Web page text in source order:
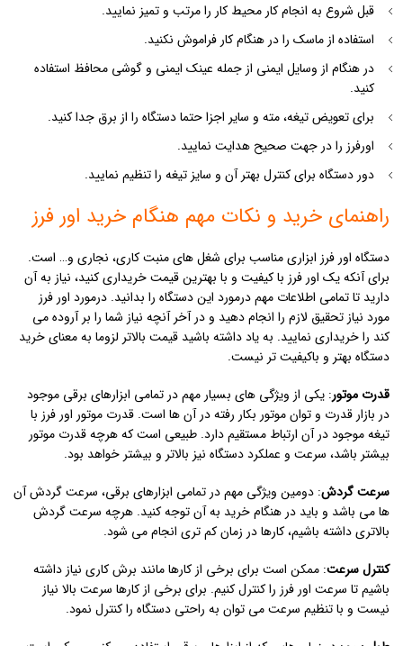
قبل شروع به انجام کار محیط کار را مرتب و تمیز نمایید.
استفاده از ماسک را در هنگام کار فراموش نکنید.
در هنگام از وسایل ایمنی از جمله عینک ایمنی و گوشی محافظ استفاده
کنید.
برای تعویض تیغه، مته و سایر اجزا حتما دستگاه را از برق جدا کنید.
اورفرز را در جهت صحیح هدایت نمایید.
دور دستگاه برای کنترل بهتر آن و سایز تیغه را تنظیم نمایید.
راهنمای خرید و نکات مهم هنگام خرید اور فرز
دستگاه اور فرز ابزاری مناسب برای شغل های منبت کاری، نجاری و… است.
برای آنکه یک اور فرز با کیفیت و با بهترین قیمت خریداری کنید، نیاز به آن
دارید تا تمامی اطلاعات مهم درمورد این دستگاه را بدانید. درمورد اور فرز
مورد نیاز تحقیق لازم را انجام دهید و در آخر آنچه نیاز شما را بر آروده می
کند را خریداری نمایید. به یاد داشته باشید قیمت بالاتر لزوما به معنای خرید
دستگاه بهتر و باکیفیت تر نیست.
قدرت موتور: یکی از ویژگی های بسیار مهم در تمامی ابزارهای برقی موجود
در بازار قدرت و توان موتور بکار رفته در آن ها است. قدرت موتور اور فرز با
تیغه موجود در آن ارتباط مستقیم دارد. طبیعی است که هرچه قدرت موتور
بیشتر باشد، سرعت و عملکرد دستگاه نیز بالاتر و بیشتر خواهد بود.
سرعت گردش: دومین ویژگی مهم در تمامی ابزارهای برقی، سرعت گردش آن
ها می باشد و باید در هنگام خرید به آن توجه کنید. هرچه سرعت گردش
بالاتری داشته باشیم، کارها در زمان کم تری انجام می شود.
کنترل سرعت: ممکن است برای برخی از کارها مانند برش کاری نیاز داشته
باشیم تا سرعت اور فرز را کنترل کنیم. برای برخی از کارها سرعت بالا نیاز
نیست و با تنظیم سرعت می توان به راحتی دستگاه را کنترل نمود.